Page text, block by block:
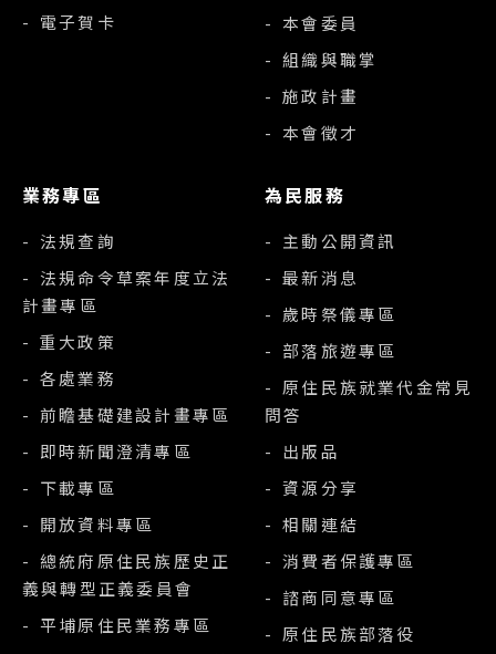
- 電子賀卡
- 本會委員
- 組織與職掌
- 施政計畫
- 本會徵才
業務專區
- 法規查詢
- 法規命令草案年度立法
計畫專區
- 重大政策
- 各處業務
- 前瞻基礎建設計畫專區
- 即時新聞澄清專區
- 下載專區
- 開放資料專區
- 總統府原住民族歷史正
義與轉型正義委員會
- 平埔原住民業務專區
為民服務
- 主動公開資訊
- 最新消息
- 歲時祭儀專區
- 部落旅遊專區
- 原住民族就業代金常見
問答
- 出版品
- 資源分享
- 相關連結
- 消費者保護專區
- 諮商同意專區
- 原住民族部落役